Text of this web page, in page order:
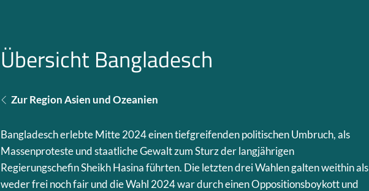
Übersicht Bangladesch
Zur Region Asien und Ozeanien
Bangladesch erlebte Mitte 2024 einen tiefgreifenden politischen Umbruch, als
Massenproteste und staatliche Gewalt zum Sturz der langjährigen
Regierungschefin Sheikh Hasina führten. Die letzten drei Wahlen galten weithin als
weder frei noch fair und die Wahl 2024 war durch einen Oppositionsboykott und